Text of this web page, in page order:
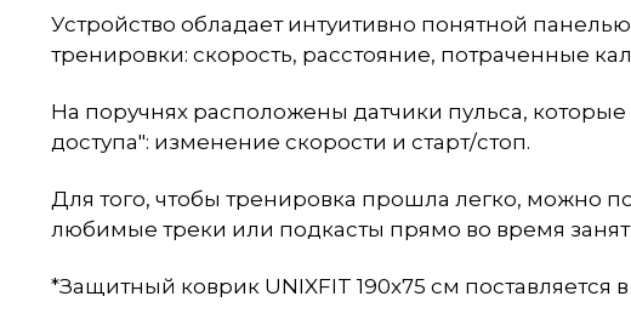
Устройство обладает интуитивно понятной
тренировки: скорость, расстояние, потраченные
На поручнях расположены датчики пульса,
доступа": изменение скорости и старт/стоп.
Для того, чтобы тренировка прошла легко,
любимые треки или подкасты прямо во время
*Защитный коврик UNIXFIT 190x75 см поставляется